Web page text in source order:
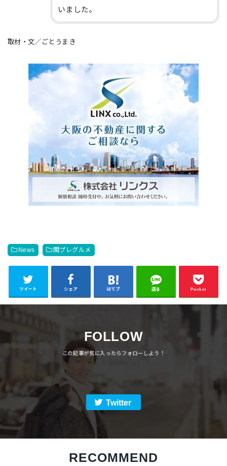
いました。
取材・文／ごとうまき
News 関プレグルメ
ツイート シェア はてブ 送る Pocket
FOLLOW
Twitter
RECOMMEND